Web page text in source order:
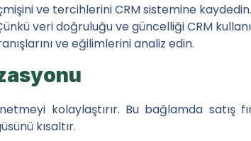
ve tercihlerini CRM sistemine kaydedin.
veri doğruluğu ve güncelliği CRM
ve eğilimlerini analiz edin.
kolaylaştırır. Bu bağlamda satış
kısaltır.